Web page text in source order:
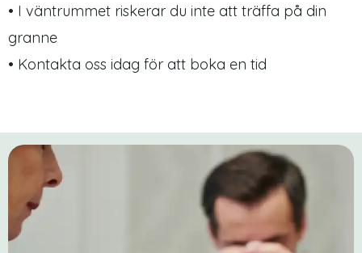
• I väntrummet riskerar du inte att träffa på din
granne
• Kontakta oss idag för att boka en tid